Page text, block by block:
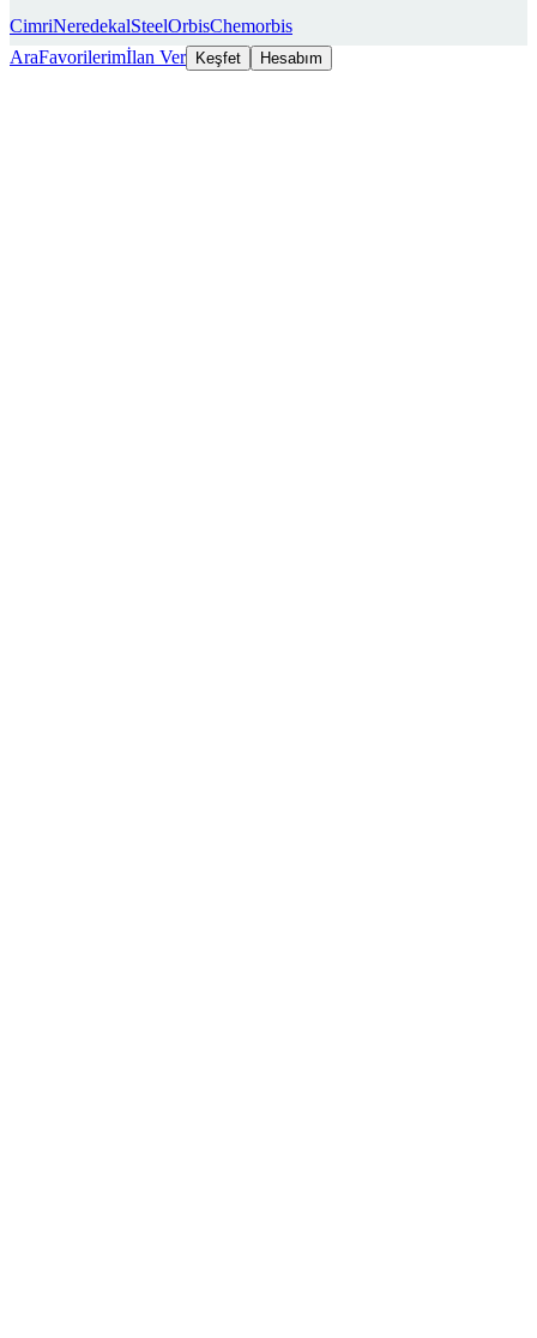
CimriNeredekalSteelOrbisChemorbis
AraFavorilerimİlan Ver Keşfet Hesabım